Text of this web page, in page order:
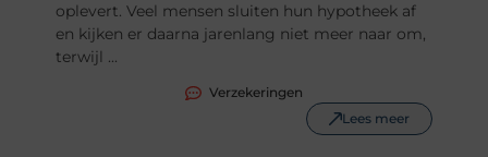
oplevert. Veel mensen sluiten hun hypotheek af
en kijken er daarna jarenlang niet meer naar om,
terwijl ...
Verzekeringen
Lees meer